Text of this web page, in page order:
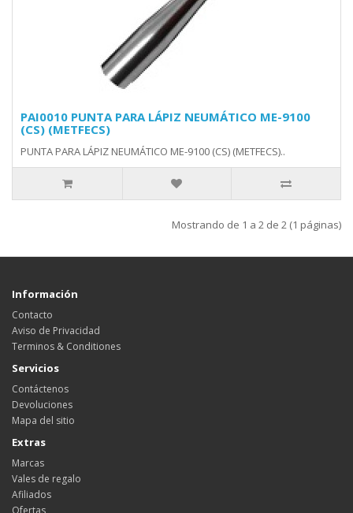
PAI0010 PUNTA PARA LÁPIZ NEUMÁTICO ME-9100
(CS) (METFECS)
PUNTA PARA LÁPIZ NEUMÁTICO ME-9100 (CS) (METFECS)..
Mostrando de 1 a 2 de 2 (1 páginas)
Información
Contacto
Aviso de Privacidad
Terminos & Conditiones
Servicios
Contáctenos
Devoluciones
Mapa del sitio
Extras
Marcas
Vales de regalo
Afiliados
Ofertas